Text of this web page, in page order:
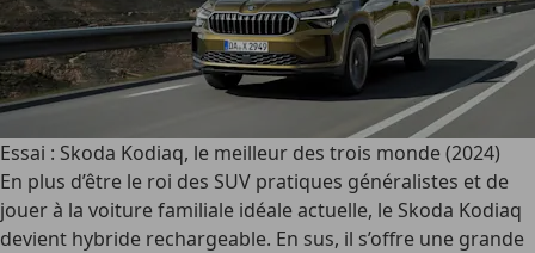
Essai : Skoda Kodiaq, le meilleur des trois monde (2024)
En plus d’être le roi des SUV pratiques généralistes et de
jouer à la voiture familiale idéale actuelle, le Skoda Kodiaq
devient hybride rechargeable. En sus, il s’offre une grande